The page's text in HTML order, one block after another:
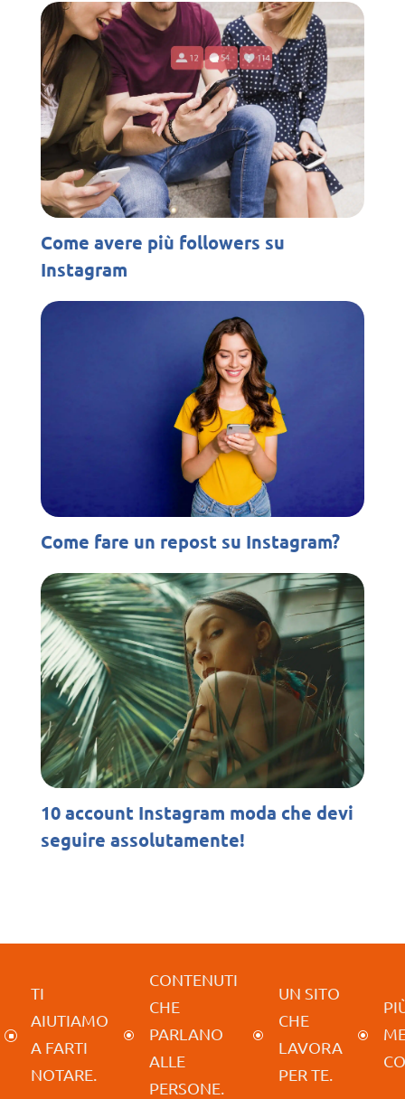
Come avere più followers su
Instagram
Come fare un repost su Instagram?
10 account Instagram moda che devi
seguire assolutamente!
]
TI
AIUTIAMO
A FARTI
NOTARE.
\
CONTENUTI
CHE
PARLANO
ALLE
PERSONE.
\
UN SITO
CHE
LAVORA
PER TE.
\